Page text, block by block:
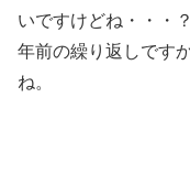
いですけどね・・・
年前の繰り返しです
ね。